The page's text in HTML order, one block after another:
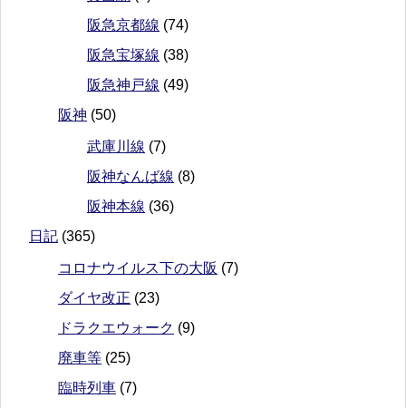
阪急京都線 (74)
阪急宝塚線 (38)
阪急神戸線 (49)
阪神 (50)
武庫川線 (7)
阪神なんば線 (8)
阪神本線 (36)
日記 (365)
コロナウイルス下の大阪 (7)
ダイヤ改正 (23)
ドラクエウォーク (9)
廃車等 (25)
臨時列車 (7)